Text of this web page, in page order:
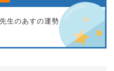
生のあすの運勢